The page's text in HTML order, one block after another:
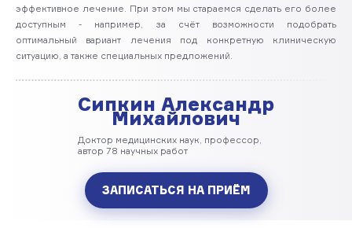
эффективное лечение. При этом мы стараемся сделать его более
доступным - например, за счёт возможности подобрать
оптимальный вариант лечения под конкретную клиническую
ситуацию, а также специальных предложений.
Сипкин Александр
Михайлович
Доктор медицинских наук, профессор,
автор 78 научных работ
ЗАПИСАТЬСЯ НА ПРИЁМ